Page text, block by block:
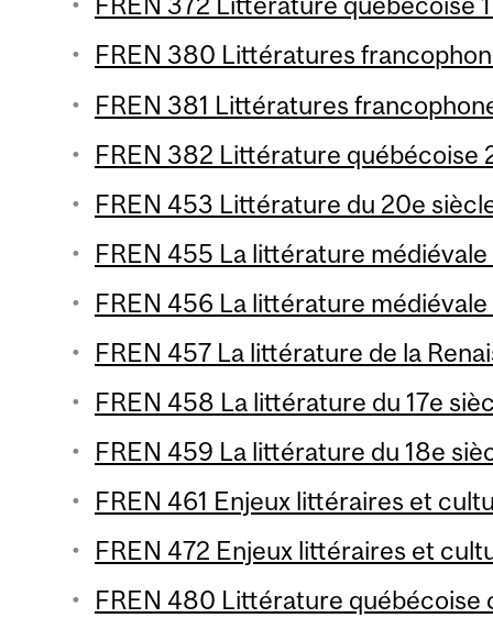
FREN 380 Littératures
FREN 381 Littératures
FREN 382 Littérature québécoise
FREN 453 Littérature du 20e
FREN 455 La littérature
FREN 456 La littérature
FREN 457 La littérature de la
FREN 458 La littérature du 17e
FREN 459 La littérature du 18e
FREN 461 Enjeux littéraires et
FREN 472 Enjeux littéraires et
FREN 480 Littérature